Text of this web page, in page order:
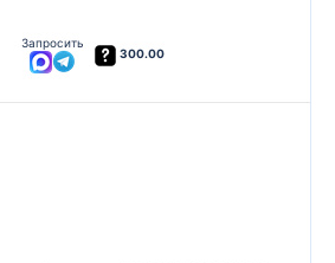
Запросить
300.00